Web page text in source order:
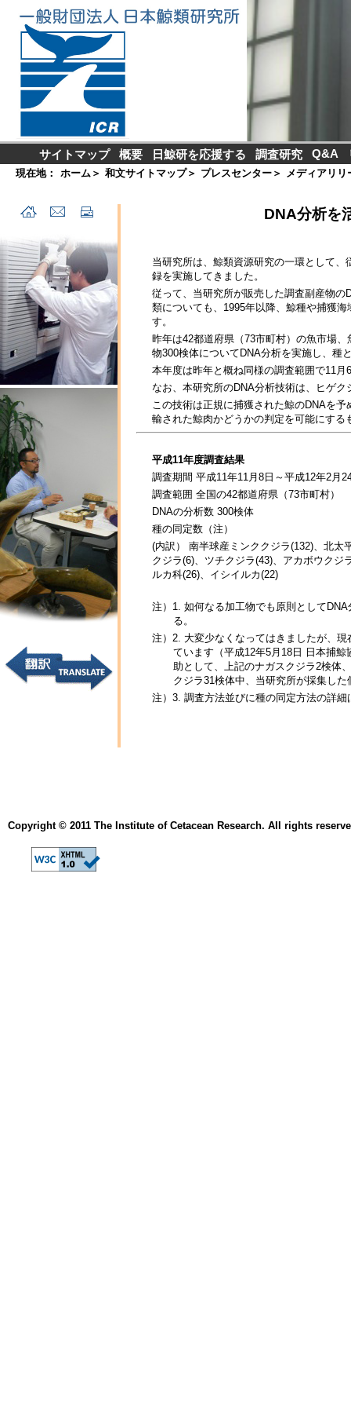
サイトマップ 概要 日鯨研を応援する 調査研究 Q&A
現在地： ホーム ＞ 和文サイトマップ＞ プレスセンター ＞ メディアリリ
DNA分析を
当研究所は、鯨類資源研究の一環として
録を実施してきました。
従って、当研究所が販売した調査副産物
類についても、1995年以降、鯨種や捕獲
す。
昨年は42都道府県（73市町村）の魚市場
物300検体についてDNA分析を実施し、種
本年度は昨年と概ね同様の調査範囲で11
なお、本研究所のDNA分析技術は、ヒゲ
この技術は正規に捕獲された鯨のDNAを
輸された鯨肉かどうかの判定を可能にする
平成11年度調査結果
調査期間 平成11年11月8日～平成12年2月
調査範囲 全国の42都道府県（73市町村）
DNAの分析数 300検体
種の同定数（注）
(内訳） 南半球産ミンククジラ(132)、北太
クジラ(6)、ツチクジラ(43)、アカボウクジ
ルカ科(26)、イシイルカ(22)
注）1. 如何なる加工物でも原則として
る。
注）2. 大変少なくなってはきましたが、
ています（平成12年5月18日 日本捕
助として、上記のナガスクジラ2検体
クジラ31検体中、当研究所が採集し
注）3. 調査方法並びに種の同定方法の詳
Copyright © 2011 The Institute of Cetacean Research. All rights